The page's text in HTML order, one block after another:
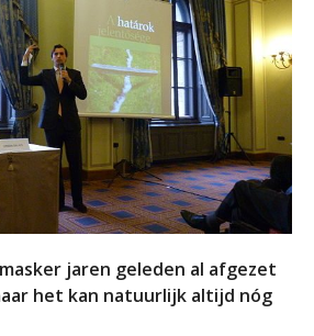
jaren geleden al afgezet
het kan natuurlijk altijd nóg